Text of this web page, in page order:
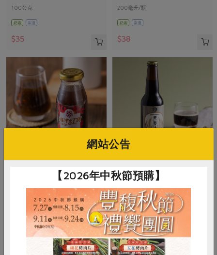
100公克
奶素 常溫
$35
200毫升/瓶
奶素 常溫
$38
200毫升/瓶
常溫
黑麥汁-330ml
330毫升
全素 常溫
$43
網站公告
【2026年中秋節預購】